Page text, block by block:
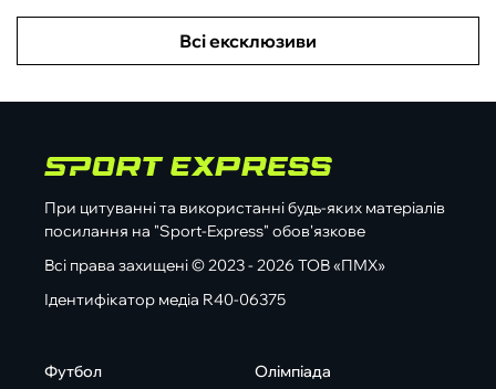
Всі ексклюзиви
При цитуванні та використанні будь-яких матеріалів
посилання на "Sport-Express" обов'язкове
Всі права захищені © 2023 - 2026 ТОВ «ПМХ»
Ідентифікатор медіа R40-06375
Футбол
Олімпіада